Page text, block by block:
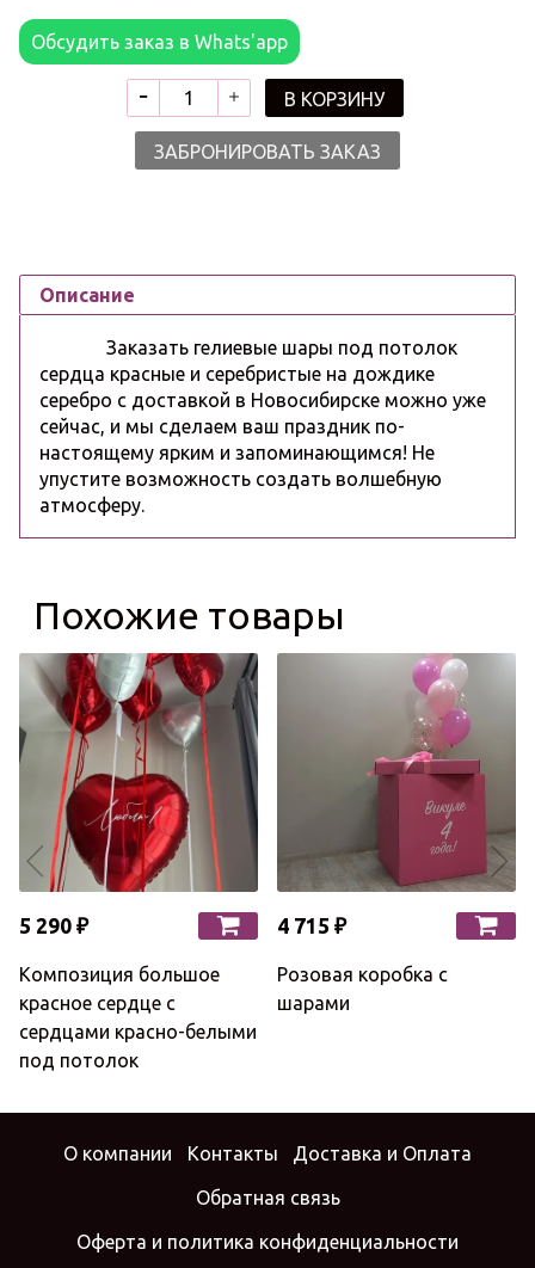
Обсудить заказ в Whats'app
В КОРЗИНУ
ЗАБРОНИРОВАТЬ ЗАКАЗ
Описание
Заказать гелиевые шары под потолок
сердца красные и серебристые на дождике
серебро с доставкой в Новосибирске можно уже
сейчас, и мы сделаем ваш праздник по-
настоящему ярким и запоминающимся! Не
упустите возможность создать волшебную
атмосферу.
Похожие товары
5 290 ₽
Композиция большое
красное сердце с
сердцами красно-белыми
под потолок
4 715 ₽
Розовая коробка с
шарами
О компании Контакты Доставка и Оплата
Обратная связь
Оферта и политика конфиденциальности